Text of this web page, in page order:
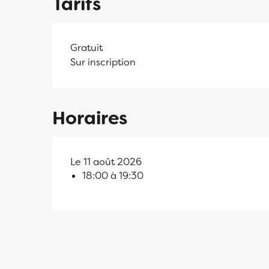
Gratuit
Sur inscription
Horaires
Le 11 août 2026
18:00 à 19:30